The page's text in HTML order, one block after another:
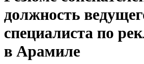
должность
специалиста по
в Арамиле